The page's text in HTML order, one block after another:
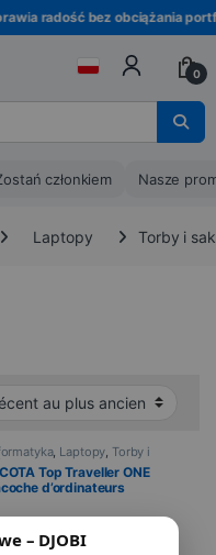
– DJOBI
radość bez obciążania
0
członkiem Nasze
Laptopy Torby i
plus ancien
, Laptopy, Torby i
Top Traveller ONE
d’ordinateurs
Noir